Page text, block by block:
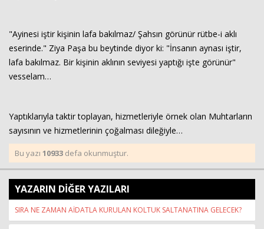
"Ayinesi iştir kişinin lafa bakılmaz/ Şahsın görünür rütbe-i aklı
eserinde." Ziya Paşa bu beytinde diyor ki: "İnsanın aynası iştir,
lafa bakılmaz. Bir kişinin aklının seviyesi yaptığı işte görünür"
vesselam…
Yaptıklarıyla taktir toplayan, hizmetleriyle örnek olan Muhtarların
sayısının ve hizmetlerinin çoğalması dileğiyle…
Bu yazı 10933 defa okunmuştur.
YAZARIN DİĞER YAZILARI
SIRA NE ZAMAN AİDATLA KURULAN KOLTUK SALTANATINA GELECEK?